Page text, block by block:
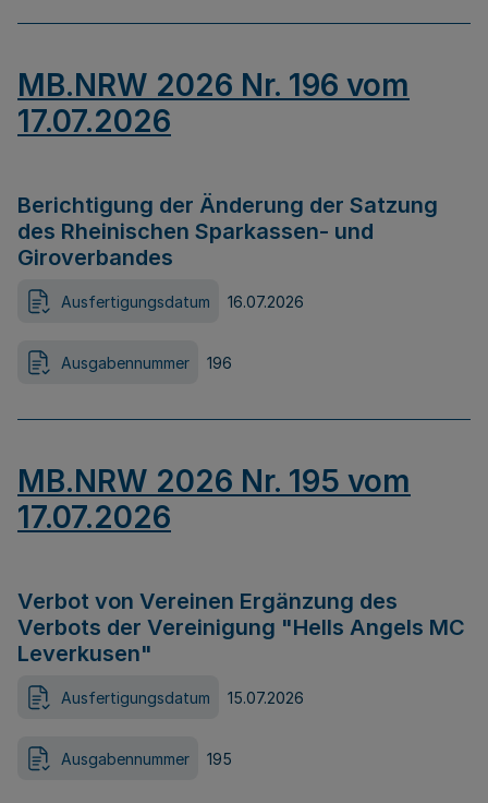
MB.NRW 2026 Nr. 196 vom
17.07.2026
Berichtigung der Änderung der Satzung
des Rheinischen Sparkassen- und
Giroverbandes
Ausfertigungsdatum 16.07.2026
Ausgabennummer 196
MB.NRW 2026 Nr. 195 vom
17.07.2026
Verbot von Vereinen Ergänzung des
Verbots der Vereinigung "Hells Angels MC
Leverkusen"
Ausfertigungsdatum 15.07.2026
Ausgabennummer 195